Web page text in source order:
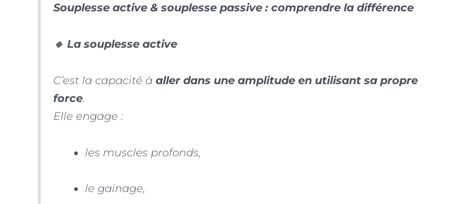
Souplesse active & souplesse passive : comprendre la différence
🔹 La souplesse active
C’est la capacité à aller dans une amplitude en utilisant sa propre
force.
Elle engage :
les muscles profonds,
le gainage,